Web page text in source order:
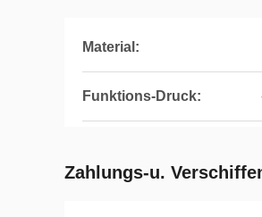
Material:
Funktions-Druck:
Zahlungs-u.